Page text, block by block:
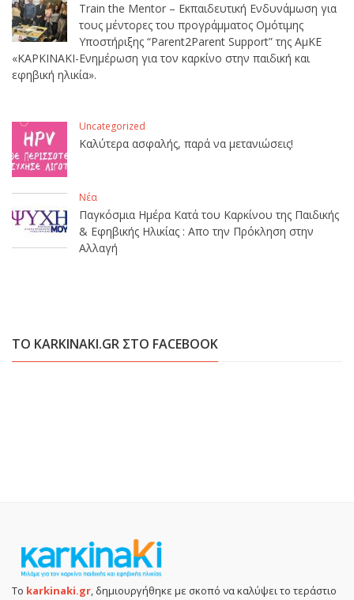
Train the Mentor – Εκπαιδευτική Ενδυνάμωση για
τους μέντορες του προγράμματος Ομότιμης
Υποστήριξης “Parent2Parent Support” της ΑμΚΕ
«ΚΑΡΚΙΝΑΚΙ-Ενημέρωση για τον καρκίνο στην παιδική και
εφηβική ηλικία».
Uncategorized
Καλύτερα ασφαλής, παρά να μετανιώσεις!
Νέα
Παγκόσμια Ημέρα Κατά του Καρκίνου της Παιδικής
& Εφηβικής Ηλικίας : Απο την Πρόκληση στην
Αλλαγή
ΤΟ KARKINAKI.GR ΣΤΟ FACEBOOK
Το karkinaki.gr, δημιουργήθηκε με σκοπό να καλύψει το τεράστιο